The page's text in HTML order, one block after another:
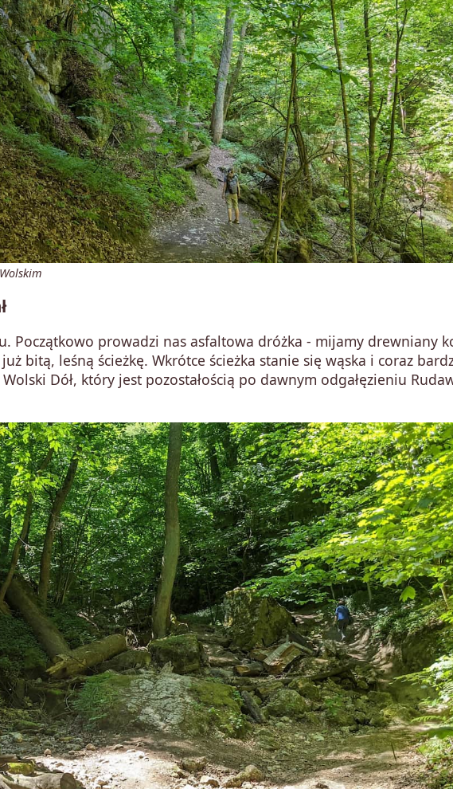
Początkowo prowadzi nas asfaltowa dróżka - mijamy drewniany
bitą, leśną ścieżkę. Wkrótce ścieżka stanie się wąska i coraz
Dół, który jest pozostałością po dawnym odgałęzieniu